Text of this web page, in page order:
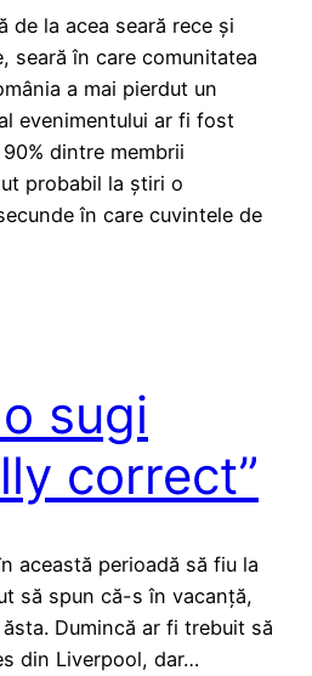
de la acea seară rece și
seară în care comunitatea
a mai pierdut un
evenimentului ar fi fost
dintre membrii
probabil la știri o
în care cuvintele de
sugi
correct”
această perioadă să fiu la
să spun că-s în vacanță,
Dumincă ar fi trebuit să
din Liverpool, dar…